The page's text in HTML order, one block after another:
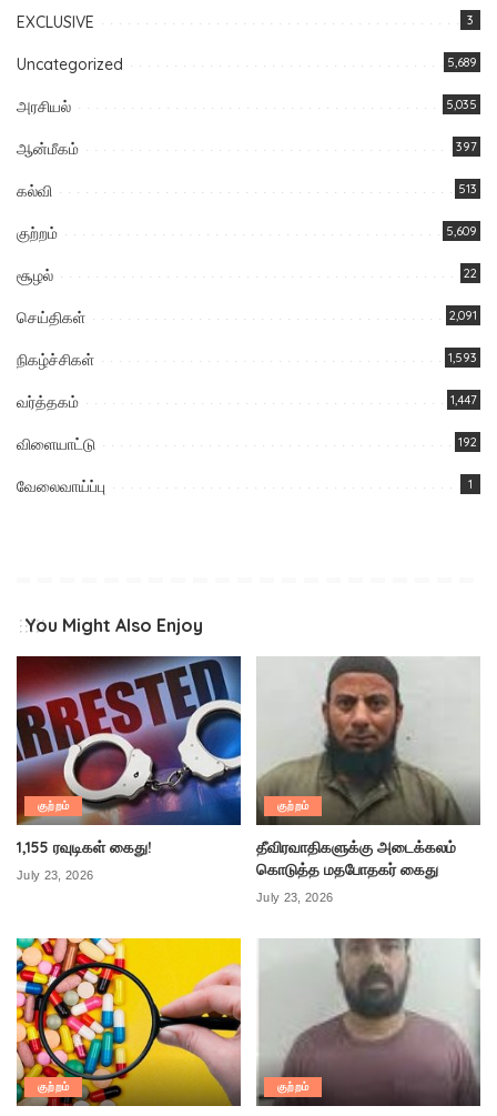
EXCLUSIVE 3
Uncategorized 5,689
அரசியல் 5,035
ஆன்மீகம் 397
கல்வி 513
குற்றம் 5,609
சூழல் 22
செய்திகள் 2,091
நிகழ்ச்சிகள் 1,593
வர்த்தகம் 1,447
விளையாட்டு 192
வேலைவாய்ப்பு 1
You Might Also Enjoy
குற்றம்
1,155 ரவுடிகள் கைது!
July 23, 2026
குற்றம்
தீவிரவாதிகளுக்கு அடைக்கலம்
கொடுத்த மதபோதகர் கைது
July 23, 2026
குற்றம் குற்றம்